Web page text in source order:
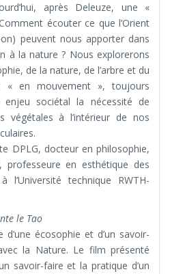
après Deleuze, une «
écouter ce que l’Orient
peuvent nous apporter dans
à la nature ? Nous explorerons
de la nature, de l’arbre et du
« en mouvement », toujours
enjeu sociétal la nécessité de
végétales à l’intérieur de nos
DPLG, docteur en philosophie,
professeure en esthétique des
technique RWTH-
le Tao
écosophie et d’un savoir-
la Nature. Le film présenté
savoir-faire et la pratique d’un